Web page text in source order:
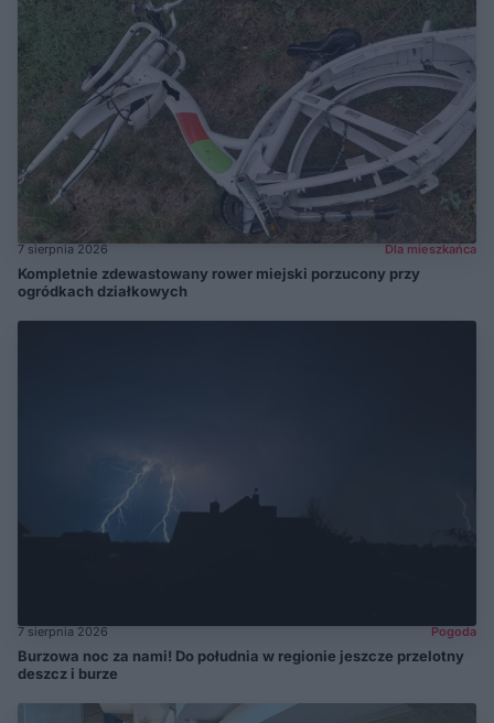
7 sierpnia 2026 Dla mieszkańca
Kompletnie zdewastowany rower miejski porzucony przy
ogródkach działkowych
7 sierpnia 2026 Pogoda
Burzowa noc za nami! Do południa w regionie jeszcze przelotny
deszcz i burze